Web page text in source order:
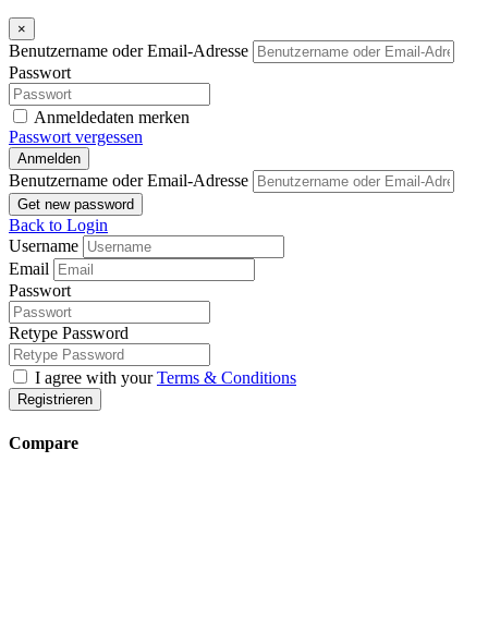
×
Benutzername oder Email-Adresse
Passwort
Anmeldedaten merken
Passwort vergessen
Anmelden
Benutzername oder Email-Adresse
Get new password
Back to Login
Username
Email
Passwort
Retype Password
I agree with yourTerms & Conditions
Registrieren
Compare